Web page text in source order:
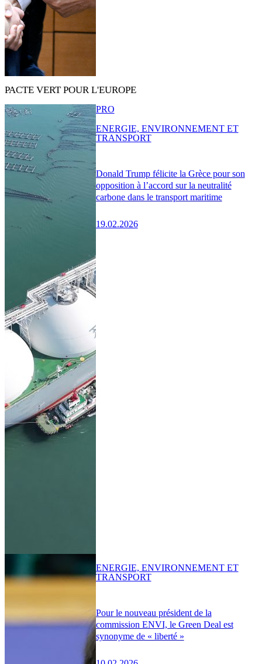
PACTE VERT POUR L'EUROPE
Donald Trump félicite la Grèce pour son
opposition à l’accord sur la neutralité
carbone dans le transport maritime
19.02.2026
PRO
ENERGIE, ENVIRONNEMENT ET
TRANSPORT
Pour le nouveau président de la
commission ENVI, le Green Deal est
synonyme de « liberté »
ENERGIE, ENVIRONNEMENT ET
TRANSPORT